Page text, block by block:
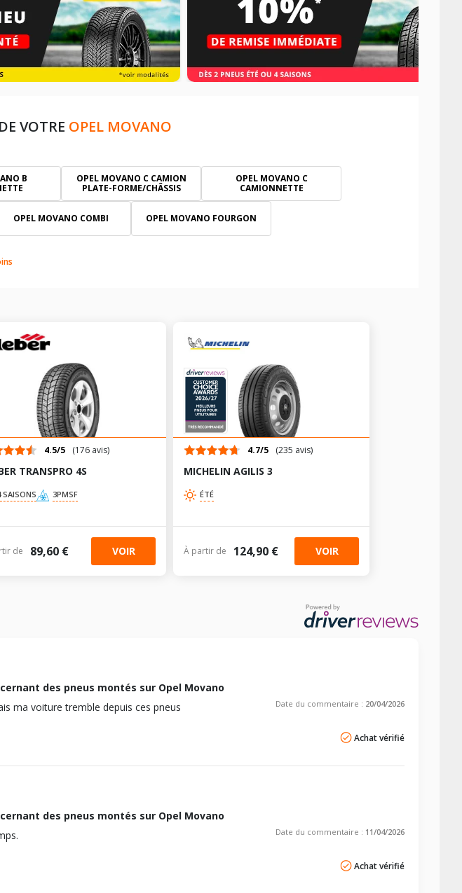
VOTRE OPEL MOVANO
B
OPEL MOVANO C CAMION
PLATE-FORME/CHÂSSIS
OPEL MOVANO C
CAMIONNETTE
OPEL MOVANO COMBI OPEL MOVANO FOURGON
4.5/5 (176 avis)
TRANSPRO 4S
SAISONS 3PMSF
de 89,60 € VOIR
4.7/5 (235 avis)
MICHELIN AGILIS 3
ÉTÉ
À partir de 124,90 € VOIR
des pneus montés sur Opel Movano
ma voiture tremble depuis ces pneus
Date du commentaire : 20/04/2026
Achat vérifié
des pneus montés sur Opel Movano
Date du commentaire : 11/04/2026
Achat vérifié